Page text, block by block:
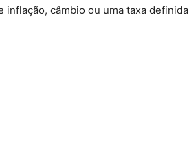
câmbio ou uma taxa definida